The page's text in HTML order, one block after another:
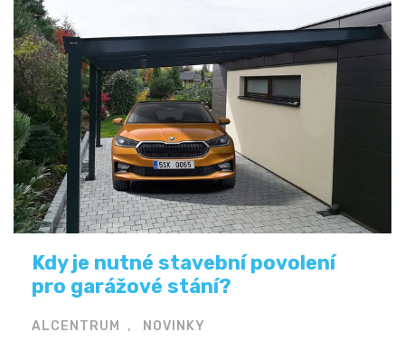
Kdy je nutné stavební povolení
pro garážové stání?
ALCENTRUM NOVINKY